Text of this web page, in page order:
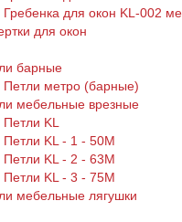
Гребенка для окон KL-002
для окон
барные
Петли метро (барные)
мебельные врезные
Петли KL
Петли KL - 1 - 50M
Петли KL - 2 - 63M
Петли KL - 3 - 75M
мебельные лягушки